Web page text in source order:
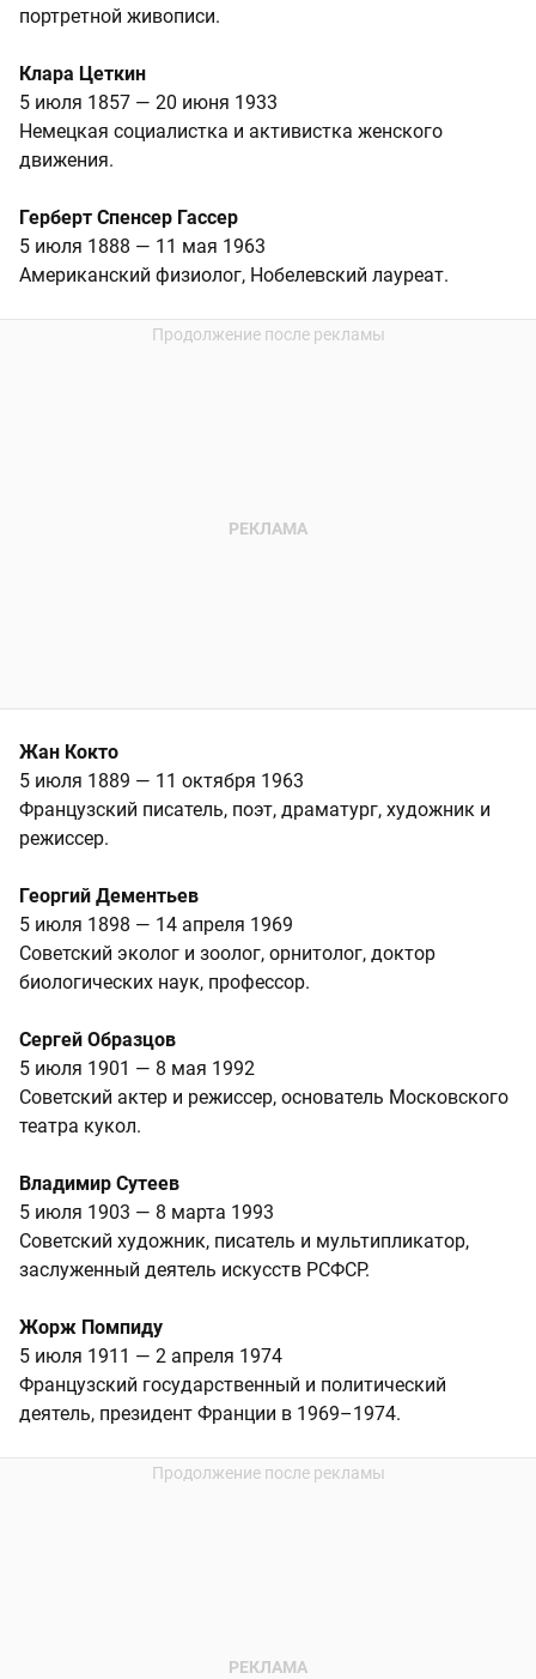
портретной живописи.
Клара Цеткин
5 июля 1857 — 20 июня 1933
Немецкая социалистка и активистка женского
движения.
Герберт Спенсер Гассер
5 июля 1888 — 11 мая 1963
Американский физиолог, Нобелевский лауреат.
Жан Кокто
5 июля 1889 — 11 октября 1963
Французский писатель, поэт, драматург, художник и
режиссер.
Георгий Дементьев
5 июля 1898 — 14 апреля 1969
Советский эколог и зоолог, орнитолог, доктор
биологических наук, профессор.
Сергей Образцов
5 июля 1901 — 8 мая 1992
Советский актер и режиссер, основатель Московского
театра кукол.
Владимир Сутеев
5 июля 1903 — 8 марта 1993
Советский художник, писатель и мультипликатор,
заслуженный деятель искусств РСФСР.
Жорж Помпиду
5 июля 1911 — 2 апреля 1974
Французский государственный и политический
деятель, президент Франции в 1969–1974.